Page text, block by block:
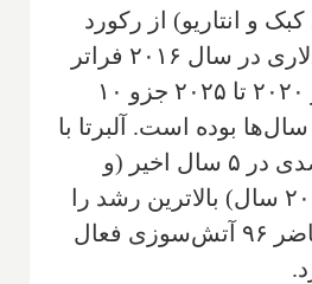
و انتاریو) از رکورد
قبلی ۶.۲ میلیارد دلاری در سال ۲۰۱۶ فراتر
رفت و هر سال از ۲۰۲۰ تا ۲۰۲۵ جزو ۱۰
بوده است. آلبرتا با
افزایش ۵۵.۸ درصدی در ۵ سال اخیر (و
۳۹۱.۶ درصدی در ۲۰ سال) بالاترین رشد را
داشته و در حال حاضر ۹۶ آتش‌سوزی فعال